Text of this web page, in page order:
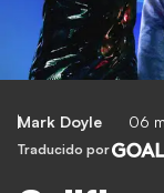
Mark Doyle 06
Traducido por